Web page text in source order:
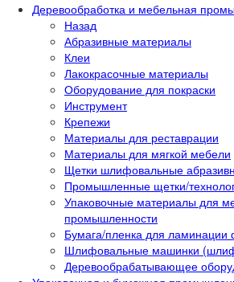
Деревообработка и мебельная
Назад
Абразивные материалы
Клеи
Лакокрасочные материалы
Оборудование для покраски
Инструмент
Крепежи
Материалы для реставрации
Материалы для мягкой мебели
Щетки шлифовальные
Промышленные щетки/
Упаковочные материалы для
промышленности
Бумага/пленка для
Шлифовальные машинки
Деревообрабатывающее